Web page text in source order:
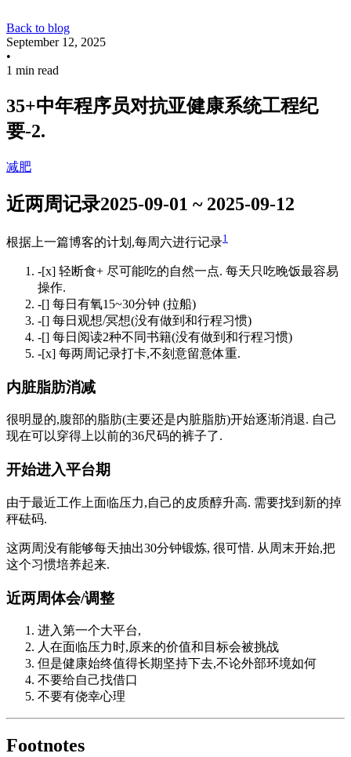
Back to blog
September 12, 2025
•
1 min read
35+中年程序员对抗亚健康系统工程纪
要-2.
减肥
近两周记录2025-09-01 ~ 2025-09-12
根据上一篇博客的计划,每周六进行记录1
-[x] 轻断食+ 尽可能吃的自然一点. 每天只吃晚饭最容易
操作.
-[] 每日有氧15~30分钟 (拉船)
-[] 每日观想/冥想(没有做到和行程习惯)
-[] 每日阅读2种不同书籍(没有做到和行程习惯)
-[x] 每两周记录打卡,不刻意留意体重.
内脏脂肪消减
很明显的,腹部的脂肪(主要还是内脏脂肪)开始逐渐消退. 自己
现在可以穿得上以前的36尺码的裤子了.
开始进入平台期
由于最近工作上面临压力,自己的皮质醇升高. 需要找到新的掉
秤砝码.
这两周没有能够每天抽出30分钟锻炼, 很可惜. 从周末开始,把
这个习惯培养起来.
近两周体会/调整
进入第一个大平台,
人在面临压力时,原来的价值和目标会被挑战
但是健康始终值得长期坚持下去,不论外部环境如何
不要给自己找借口
不要有侥幸心理
Footnotes